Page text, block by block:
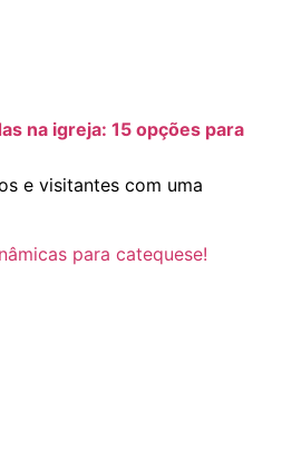
na igreja: 15 opções para
e visitantes com uma